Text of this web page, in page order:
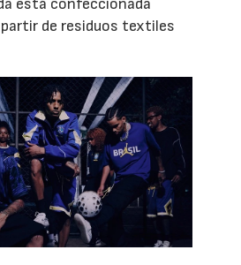
está confeccionada
de residuos textiles